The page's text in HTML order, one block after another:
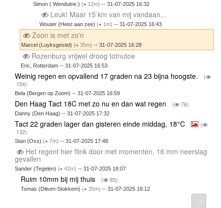
Simon ( Wenduine )( 12m) -- 31-07-2025 16:32
Leuk! Maar 15 km van mij vandaan...
Wouter (Heist aan zee) ( 1m) -- 31-07-2025 16:43
Zoon is met zo'n
Marcel (Luyksgestel)( 35m) -- 31-07-2025 16:28
Rozenburg vrijwel droog totnutoe
Eric, Rotterdam -- 31-07-2025 16:53
Weinig regen en opvallend 17 graden na 23 bijna hoogste.
(
154)
Bela (Bergen op Zoom) -- 31-07-2025 16:59
Den Haag Tact 18C met zo nu en dan wat regen ( 76)
Danny (Den Haag) -- 31-07-2025 17:32
Tact 22 graden lager dan gisteren einde middag, 18°C
(
132)
Stan (Oss) ( 7m) -- 31-07-2025 17:48
Het regent hier flink door met momenten. 16 mm neerslag
gevallen
Sander (Tegelen) ( 42m) -- 31-07-2025 18:07
Ruim 10mm bij mij thuis ( 85)
Tomas (Dilsen-Stokkem)( 35m) -- 31-07-2025 18:12